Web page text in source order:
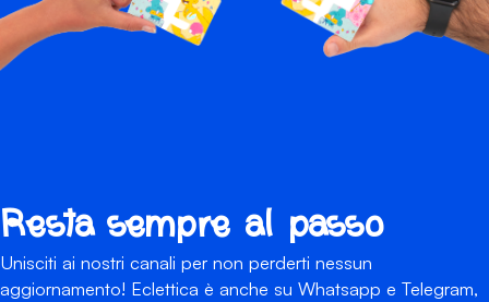
Resta sempre al passo
Unisciti ai nostri canali per non perderti nessun
aggiornamento! Eclettica è anche su Whatsapp e Telegram,